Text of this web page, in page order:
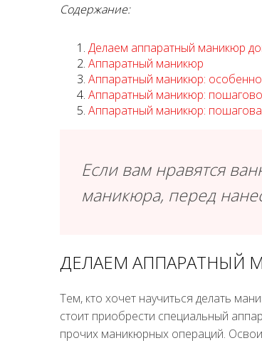
Содержание:
Делаем аппаратный маникюр
Аппаратный маникюр
Аппаратный маникюр:
Аппаратный маникюр:
Аппаратный маникюр:
Если вам нравятся
маникюра, перед
ДЕЛАЕМ АППАРАТНЫЙ
Тем, кто хочет научиться делать
стоит приобрести специальный
прочих маникюрных операций.